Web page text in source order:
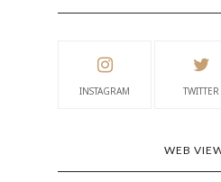
INSTAGRAM TWITTER
WEB